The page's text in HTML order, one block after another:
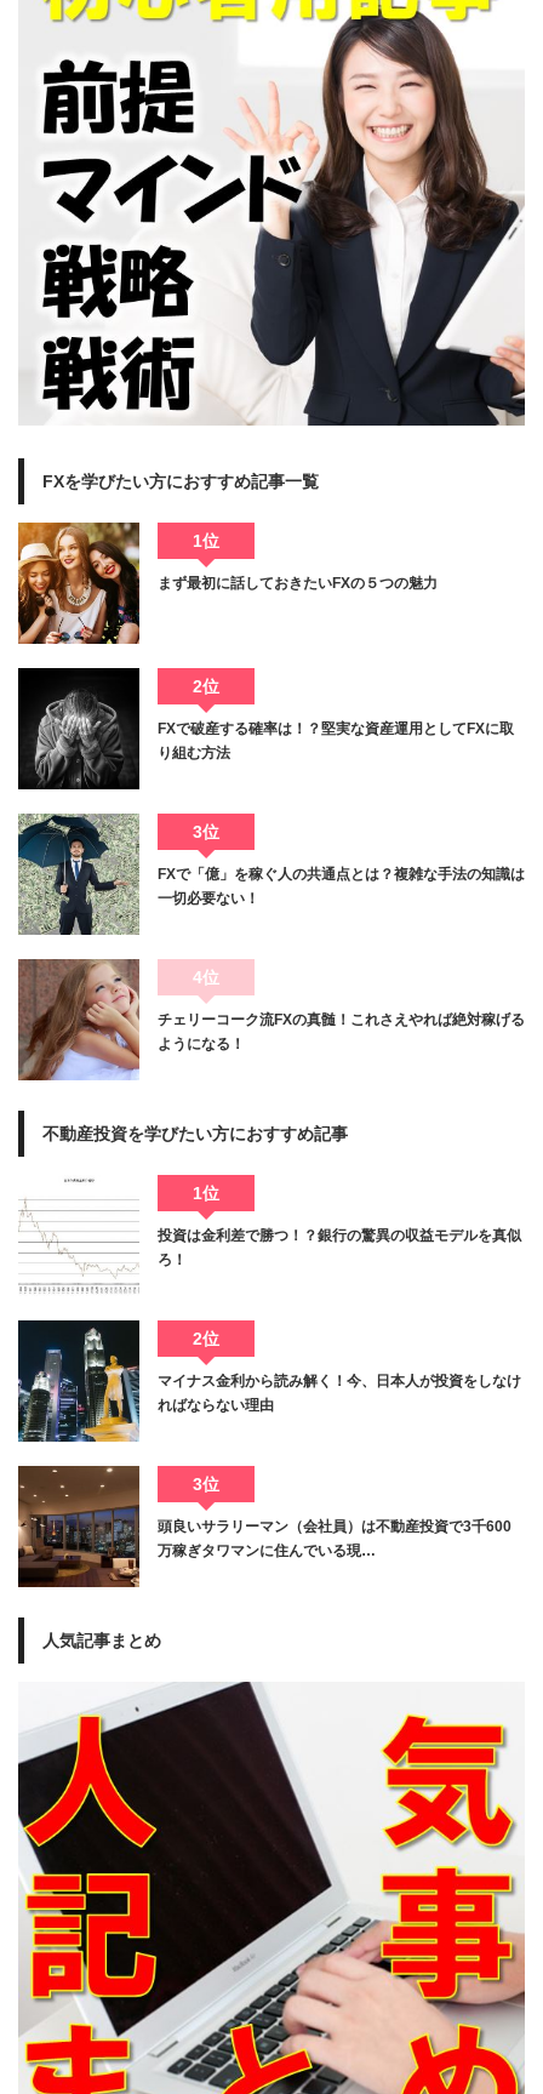
FXを学びたい方におすすめ記事一覧
1位
まず最初に話しておきたいFXの５つの魅力
2位
FXで破産する確率は！？堅実な資産運用としてFXに取
り組む方法
3位
FXで「億」を稼ぐ人の共通点とは？複雑な手法の知識は
一切必要ない！
4位
チェリーコーク流FXの真髄！これさえやれば絶対稼げる
ようになる！
不動産投資を学びたい方におすすめ記事
1位
投資は金利差で勝つ！？銀行の驚異の収益モデルを真似
ろ！
2位
マイナス金利から読み解く！今、日本人が投資をしなけ
ればならない理由
3位
頭良いサラリーマン（会社員）は不動産投資で3千600
万稼ぎタワマンに住んでいる現…
人気記事まとめ